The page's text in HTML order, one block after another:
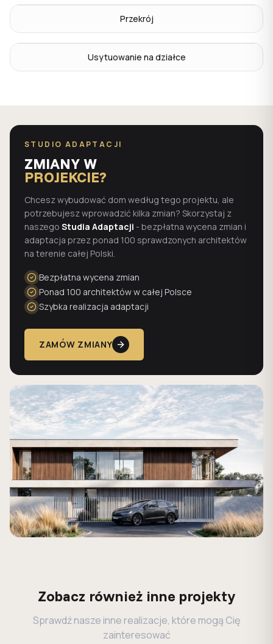
Przekrój
Usytuowanie na działce
STUDIO ADAPTACJI
ZMIANY W
PROJEKCIE?
Chcesz wybudować dom według tego projektu, ale
potrzebujesz wprowadzić kilka zmian? Skorzystaj z
naszego Studia Adaptacji - bezpłatna wycena zmian i
adaptacja przez ponad 100 sprawdzonych architektów
na terenie całej Polski.
Bezpłatna wycena zmian
Ponad 100 architektów w całej Polsce
Szybka realizacja adaptacji
ZAMÓW ZMIANY
Zobacz również inne projekty
Sprawdź nasze inne realizacje, które mogą Cię
zainteresować